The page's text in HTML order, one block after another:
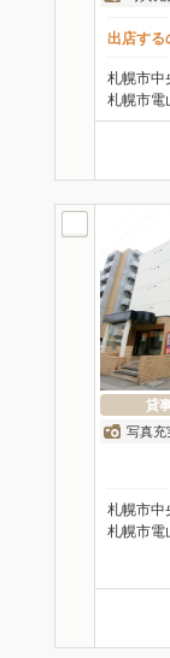
出店する
札幌市中
札幌市電
貸
写真充
札幌市中
札幌市電